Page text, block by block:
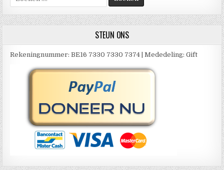
naar:
STEUN ONS
Rekeningnummer: BE16 7330 7330 7374 | Mededeling: Gift